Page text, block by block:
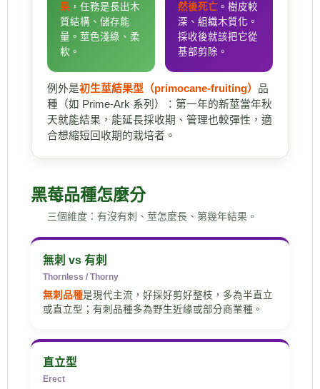
果 ，任務是長出木
質結構、儲存能
量。莖色淺綠、柔
軟。
然後死亡 。樹皮較
深、組織木質化。
採收後就該把它從
基部剪除。
例外是初生莖結果型（primocane-fruiting） 品
種（如 Prime-Ark 系列）：第一年的新莖當年秋
天就能結果，能延長採收期、管理也較彈性，適
合想縮短回收期的栽培者。
黑莓品種怎麼分
三個維度：有沒有刺、莖怎麼長、第幾年結果。
無刺 vs 有刺
Thornless / Thorny
無刺品種是現代主流，好採好剪好整枝，多為半直立
或直立型；有刺品種多為野生近緣或部分商業種。
直立型
Erect